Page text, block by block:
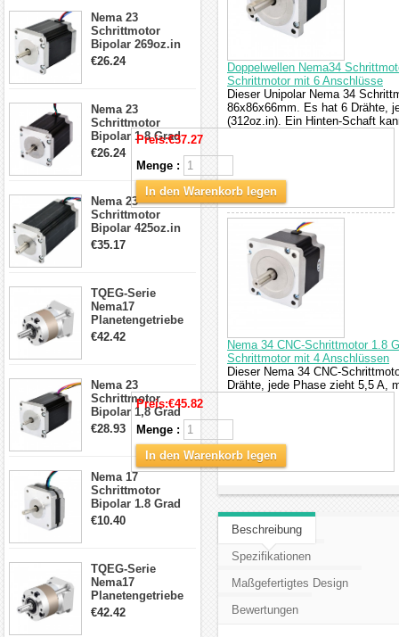
Nema 23
Schrittmotor
Bipolar 269oz.in
2,8A 57x57x76mm
€26.24
Nema 23
Schrittmotor
Bipolar 1.8 Grad
1.9Nm 3A 3.36V 4
Drähte CNC
Schrittmotor DIY
CNC Fräse
€26.24
Nema 23
Schrittmotor
Bipolar 425oz.in
4.2A 57x57x114mm
€35.17
TQEG-Serie
Nema17
Planetengetriebe
5:1 Spiel 15Arc-
€42.42
Nema 23
Schrittmotor
Bipolar 1,8 Grad
2,83Nm 4 A 2,26V
Schrittmotor mit 8
Anschlüssen
€28.93
Nema 17
Schrittmotor
Bipolar 1.8 Grad
8.7Ncm 1A 3.5V 4
€10.40
TQEG-Serie
Nema17
Planetengetriebe
10:1 Spiel 15Arc-
€42.42
Doppelwellen Nema34
Schrittmotor mit 6 Anschlüsse
Dieser Unipolar Nema 34
86x86x66mm. Es hat 6 Drähte,
(312oz.in). Ein Hinten-Schaft
Preis:€37.27
Menge :
In den Warenkorb legen
Nema 34 CNC-Schrittmotor 1.8
Schrittmotor mit 4 Anschlüssen
Dieser Nema 34 CNC-
Drähte, jede Phase zieht 5,5 A,
Preis:€45.82
Menge :
In den Warenkorb legen
Beschreibung
Spezifikationen
Maßgefertigtes Design
Bewertungen